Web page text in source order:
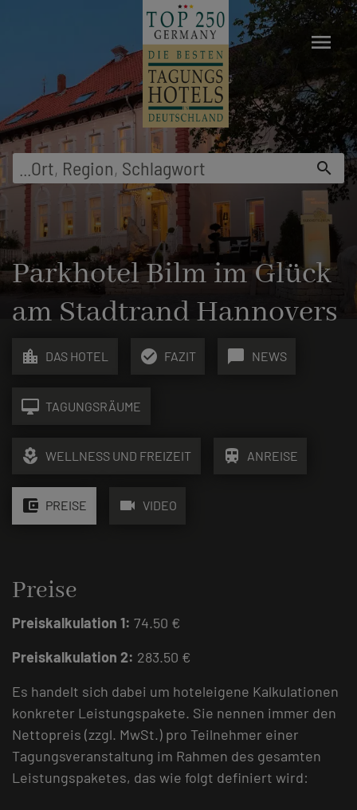
Ort, Region, Schlagwort search
menu
Parkhotel Bilm im Glück
am Stadtrand Hannovers
location_city DAS HOTEL check_circle FAZIT chat_bubble NEWS
desktop_mac TAGUNGSRÄUME
local_florist WELLNESS UND FREIZEIT train ANREISE
account_balance_wallet PREISE videocam VIDEO
Preise
Preiskalkulation 1: 74.50 €
Preiskalkulation 2: 283.50 €
Es handelt sich dabei um hoteleigene Kalkulationen
konkreter Leistungspakete. Sie nennen immer den
Nettopreis (zzgl. MwSt.) pro Teilnehmer einer
Tagungsveranstaltung im Rahmen des gesamten
Leistungspaketes, das wie folgt definiert wird: